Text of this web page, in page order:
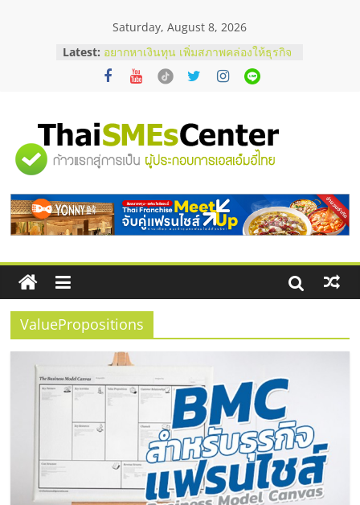
Saturday, August 8, 2026
Latest: อยากหาเงินทุน เพิ่มสภาพคล่องให้ธุรกิจ
เริ่มยังไงให้ผ่านฉลุย
สัมมนาออนไลน์ โอกาสบริหารสถานี
ThaiFranchise Meet Up จับคู่แฟรน
ไชส์ ครั้งที่ 8
ร้านเครื่องเสียงคุณภาพสูง พร้อม
บริษัท Cybersecurity ในไทยที่ไหนดี?
วิธีเลือกผู้ให้บริการให้คุ้มค่าและตอบ
โจทย์ธุรกิจ
"ศูนย์
รวม
ข้อมูล
ธุรกิจ
SME
แห่ง
ประเทศไทย,
ThaiSMEsCenter,
ValuePropositions